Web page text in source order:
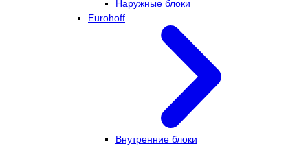
Наружные блоки
Eurohoff
Внутренние блоки